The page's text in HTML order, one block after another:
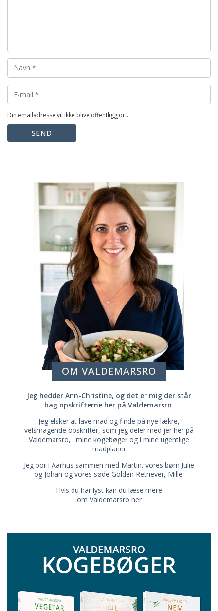
Din emailadresse vil ikke blive offentliggjort.
SEND
OM VALDEMARSRO
Jeg hedder Ann-Christine, og det er mig der står
bag opskrifterne her på Valdemarsro.
Jeg elsker at lave mad og finde på nye lækre,
velsmagende opskrifter, som jeg deler med jer her på
Valdemarsro, i mine kogebøger og i mine ugentlige
madplaner
Jeg bor i Aarhus sammen med Martin, vores børn Julie
og Johan og vores søde Golden Retriever, Mille.
Hvis du har lyst kan du læse mere
om Valdemarsro her